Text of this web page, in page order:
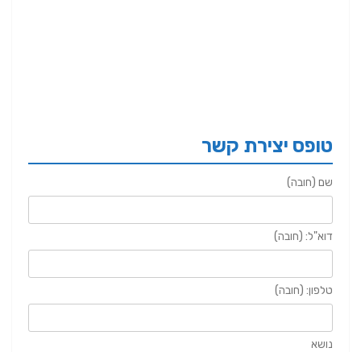
טופס יצירת קשר
שם (חובה)
דוא"ל: (חובה)
טלפון: (חובה)
נושא